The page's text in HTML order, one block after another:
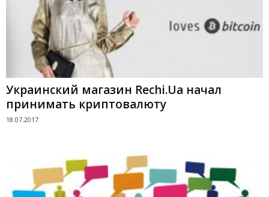
Украинский магазин Rechi.Ua начал
принимать криптовалюту
18.07.2017